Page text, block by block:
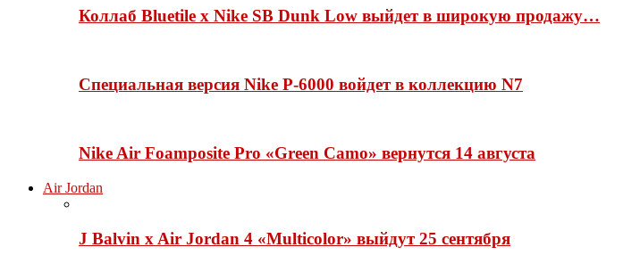
Коллаб Bluetile x Nike SB Dunk Low выйдет в широкую продажу…
Специальная версия Nike P-6000 войдет в коллекцию N7
Nike Air Foamposite Pro «Green Camo» вернутся 14 августа
Air Jordan
J Balvin x Air Jordan 4 «Multicolor» выйдут 25 сентября